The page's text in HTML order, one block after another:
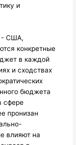
и
- США,
конкретные
в каждой
и сходствах
бюджета
сфере
пронизан
влияют на